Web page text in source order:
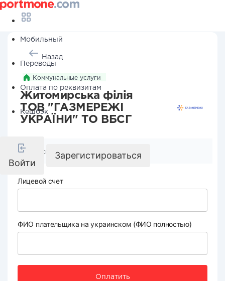
Мобильный
Переводы
Оплата по реквизитам
Кешбэк
Войти
Зарегистироваться
Назад
Коммунальные услуги
Житомирська філія
ТОВ "ГАЗМЕРЕЖІ
УКРАЇНИ" ТО ВБСГ
Реквизиты компании
Лицевой счет
ФИО плательщика на украинском (ФИО полностью)
Оплатить